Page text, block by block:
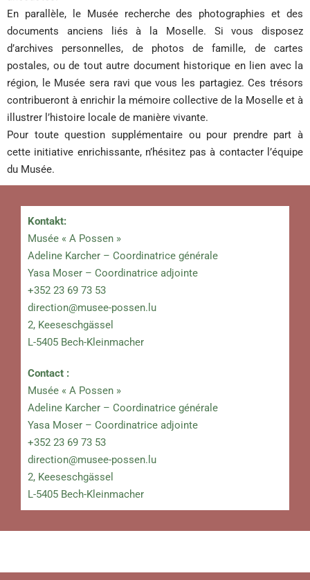
En parallèle, le Musée recherche des photographies et des
documents anciens liés à la Moselle. Si vous disposez
d’archives personnelles, de photos de famille, de cartes
postales, ou de tout autre document historique en lien avec la
région, le Musée sera ravi que vous les partagiez. Ces trésors
contribueront à enrichir la mémoire collective de la Moselle et à
illustrer l’histoire locale de manière vivante.
Pour toute question supplémentaire ou pour prendre part à
cette initiative enrichissante, n’hésitez pas à contacter l’équipe
du Musée.
Kontakt:
Musée « A Possen »
Adeline Karcher – Coordinatrice générale
Yasa Moser – Coordinatrice adjointe
+352 23 69 73 53
direction@musee-possen.lu
2, Keeseschgässel
L-5405 Bech-Kleinmacher
Contact :
Musée « A Possen »
Adeline Karcher – Coordinatrice générale
Yasa Moser – Coordinatrice adjointe
+352 23 69 73 53
direction@musee-possen.lu
2, Keeseschgässel
L-5405 Bech-Kleinmacher